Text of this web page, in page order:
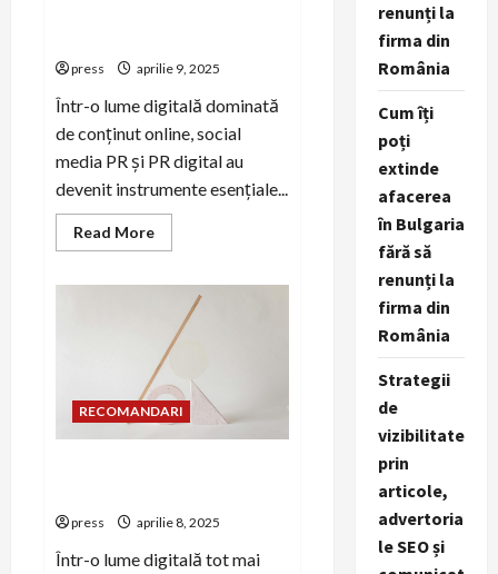
press aprilie 9, 2025
Într-o lume digitală dominată
de conținut online, social
media PR și PR digital au
devenit instrumente esențiale...
Read MoreRead
more
folosești
social
media
pentru
campanii
de
PR
business
RECOMANDARI
press aprilie 8, 2025
Într-o lume digitală tot mai
renunți la
firma din
România
Cum îți
poți
extinde
afacerea
în Bulgaria
fără să
renunți la
firma din
România
Strategii
de
vizibilitate
prin
articole,
advertoria
le SEO și